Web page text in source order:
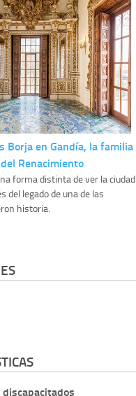
Borja en Gandía, la familia
Renacimiento
forma distinta de ver la ciudad
del legado de una de las
historia.